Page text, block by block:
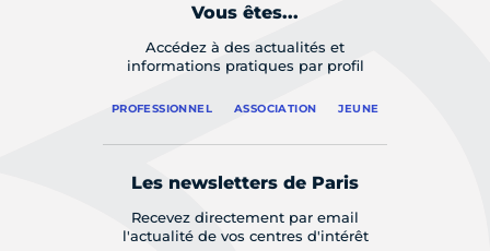
Vous êtes...
Accédez à des actualités et
informations pratiques par profil
PROFESSIONNEL ASSOCIATION JEUNE
Les newsletters de Paris
Recevez directement par email
l'actualité de vos centres d'intérêt